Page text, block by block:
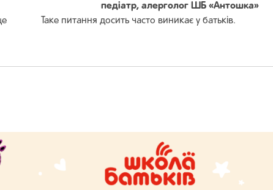
педіатр, алерголог ШБ «Антошка»
Таке питання досить часто виникає у батьків.